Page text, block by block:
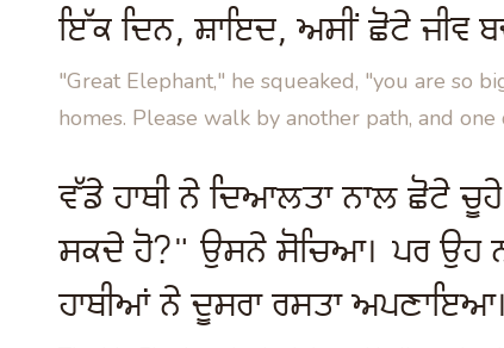
ਇੱਕ ਦਿਨ, ਸ਼ਾਇਦ, ਅਸੀਂ ਛੋਟੇ ਜੀਵ
"Great Elephant," he squeaked, "you are so
homes. Please walk by another path, and
ਵੱਡੇ ਹਾਥੀ ਨੇ ਦਿਆਲਤਾ ਨਾਲ ਛੋਟੇ
ਸਕਦੇ ਹੋ?" ਉਸਨੇ ਸੋਚਿਆ। ਪਰ ਉਹ
ਹਾਥੀਆਂ ਨੇ ਦੂਸਰਾ ਰਸਤਾ ਅਪਣਾਇਆ।